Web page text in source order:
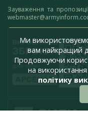
Зауваження та
Ми
вам найкращий
Продовжуючи
на
політику